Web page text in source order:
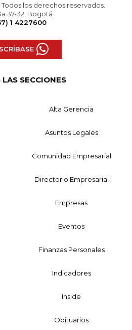
los derechos reservados.
37-32, Bogotá
1 4227600
SECCIONES
Alta Gerencia
Asuntos Legales
Comunidad Empresarial
Directorio Empresarial
Empresas
Eventos
Finanzas Personales
Indicadores
Inside
Obituarios